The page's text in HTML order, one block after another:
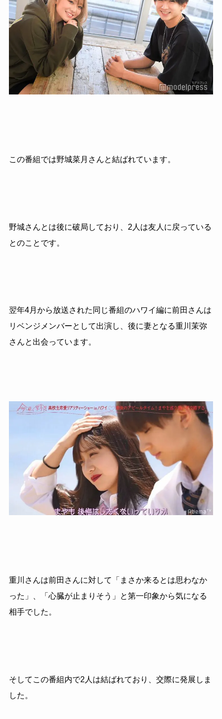
この番組では野城菜月さんと結ばれています。
野城さんとは後に破局しており、2人は友人に戻っている
とのことです。
翌年4月から放送された同じ番組のハワイ編に前田さんは
リベンジメンバーとして出演し、後に妻となる重川茉弥
さんと出会っています。
重川さんは前田さんに対して「まさか来るとは思わなか
った」、「心臓が止まりそう」と第一印象から気になる
相手でした。
そしてこの番組内で2人は結ばれており、交際に発展しま
した。